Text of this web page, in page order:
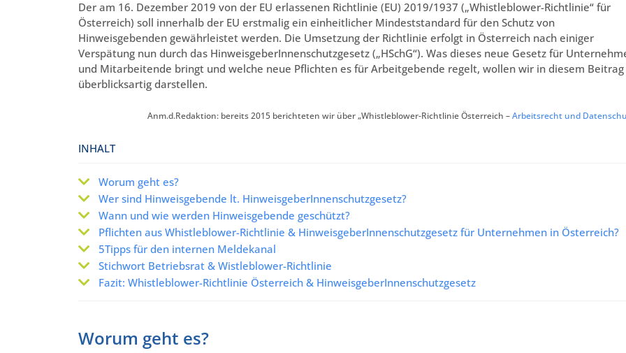
Der am 16. Dezember 2019 von der EU erlassenen Richtlinie (EU) 2019/1937 („Whistleblower-Richtlinie“ für
Österreich) soll innerhalb der EU erstmalig ein einheitlicher Mindeststandard für den Schutz von
Hinweisgebenden gewährleistet werden. Die Umsetzung der Richtlinie erfolgt in Österreich nach einiger
Verspätung nun durch das HinweisgeberInnenschutzgesetz („HSchG“). Was dieses neue Gesetz für
und Mitarbeitende bringt und welche neue Pflichten es für Arbeitgebende regelt, wollen wir in diesem Beitrag
überblicksartig darstellen.
Anm.d.Redaktion: bereits 2015 berichteten wir über „Whistleblower-Richtlinie Österreich –Arbeitsrecht und
INHALT
Worum geht es?
Wer sind Hinweisgebende lt. HinweisgeberInnenschutzgesetz?
Wann und wie werden Hinweisgebende geschützt?
Pflichten aus Whistleblower-Richtlinie & HinweisgeberInnenschutzgesetz für Unternehmen in Österreich?
5Tipps für den internen Meldekanal
Stichwort Betriebsrat & Wistleblower-Richtlinie
Fazit: Whistleblower-Richtlinie Österreich & HinweisgeberInnenschutzgesetz
Worum geht es?